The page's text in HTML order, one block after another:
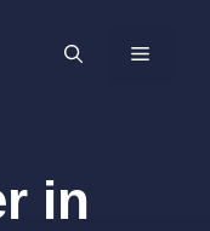
MENÜ
in